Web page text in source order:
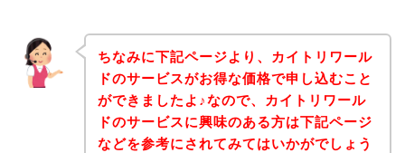
ちなみに下記ページより、カイトリワール
ドのサービスがお得な価格で申し込むこと
ができましたよ♪なので、カイトリワール
ドのサービスに興味のある方は下記ページ
などを参考にされてみてはいかがでしょう